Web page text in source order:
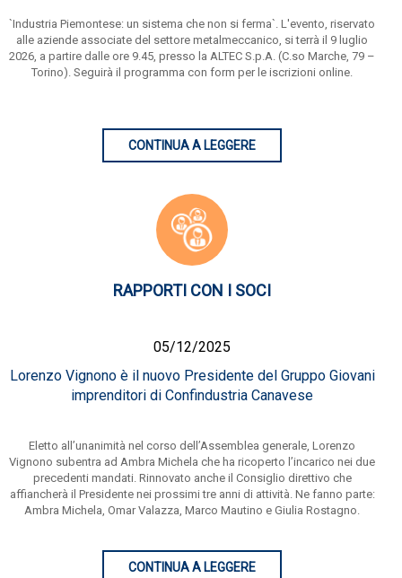
`Industria Piemontese: un sistema che non si ferma`. L'evento, riservato
alle aziende associate del settore metalmeccanico, si terrà il 9 luglio
2026, a partire dalle ore 9.45, presso la ALTEC S.p.A. (C.so Marche, 79 –
Torino). Seguirà il programma con form per le iscrizioni online.
CONTINUA A LEGGERE
RAPPORTI CON I SOCI
05/12/2025
Lorenzo Vignono è il nuovo Presidente del Gruppo Giovani
imprenditori di Confindustria Canavese
Eletto all’unanimità nel corso dell’Assemblea generale, Lorenzo
Vignono subentra ad Ambra Michela che ha ricoperto l’incarico nei due
precedenti mandati. Rinnovato anche il Consiglio direttivo che
affiancherà il Presidente nei prossimi tre anni di attività. Ne fanno parte:
Ambra Michela, Omar Valazza, Marco Mautino e Giulia Rostagno.
CONTINUA A LEGGERE